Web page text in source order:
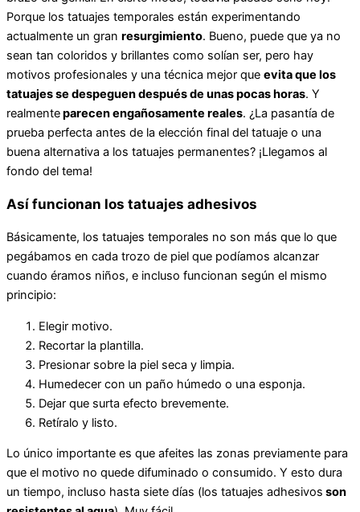
Porque los tatuajes temporales están experimentando
actualmente un gran resurgimiento. Bueno, puede que ya no
sean tan coloridos y brillantes como solían ser, pero hay
motivos profesionales y una técnica mejor que evita que los
tatuajes se despeguen después de unas pocas horas. Y
realmenteparecen engañosamente reales. ¿La pasantía de
prueba perfecta antes de la elección final del tatuaje o una
buena alternativa a los tatuajes permanentes? ¡Llegamos al
fondo del tema!
Así funcionan los tatuajes adhesivos
Básicamente, los tatuajes temporales no son más que lo que
pegábamos en cada trozo de piel que podíamos alcanzar
cuando éramos niños, e incluso funcionan según el mismo
principio:
Elegir motivo.
Recortar la plantilla.
Presionar sobre la piel seca y limpia.
Humedecer con un paño húmedo o una esponja.
Dejar que surta efecto brevemente.
Retíralo y listo.
Lo único importante es que afeites las zonas previamente para
que el motivo no quede difuminado o consumido. Y esto dura
un tiempo, incluso hasta siete días (los tatuajes adhesivos son